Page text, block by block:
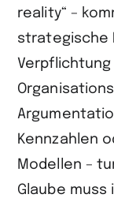
reality“ –
strategische
Kennzahlen
Modellen –
Glaube muss